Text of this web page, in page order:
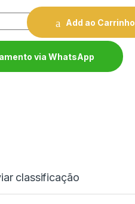
Add ao Carrinho
via WhatsApp
classificação